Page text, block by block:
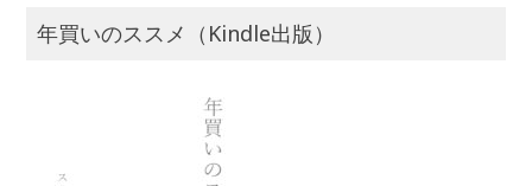
年買いのススメ（Kindle出版）